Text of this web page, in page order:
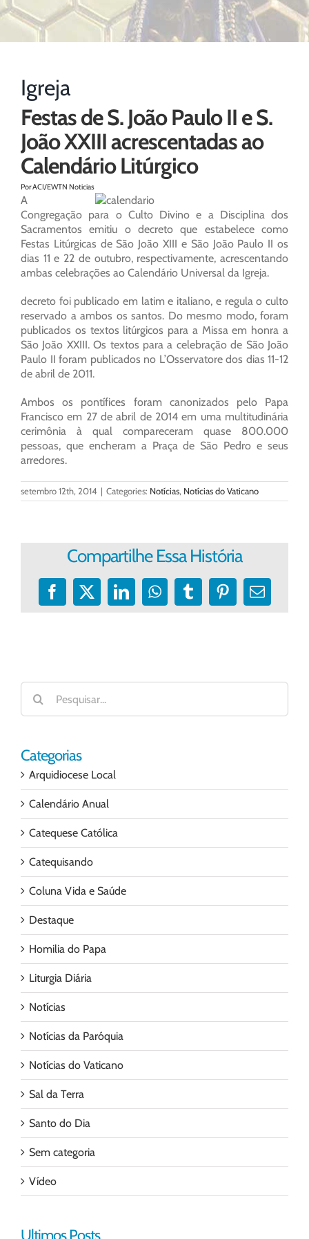
Igreja
Festas de S. João Paulo II e S.
João XXIII acrescentadas ao
Calendário Litúrgico
Por ACI/EWTN Noticias
A
Congregação para o Culto Divino e a Disciplina dos
Sacramentos emitiu o decreto que estabelece como
Festas Litúrgicas de São João XIII e São João Paulo II os
dias 11 e 22 de outubro, respectivamente, acrescentando
ambas celebrações ao Calendário Universal da Igreja.
decreto foi publicado em latim e italiano, e regula o culto
reservado a ambos os santos. Do mesmo modo, foram
publicados os textos litúrgicos para a Missa em honra a
São João XXIII. Os textos para a celebração de São João
Paulo II foram publicados no L’Osservatore dos dias 11-12
de abril de 2011.
Ambos os pontífices foram canonizados pelo Papa
Francisco em 27 de abril de 2014 em uma multitudinária
cerimônia à qual compareceram quase 800.000
pessoas, que encheram a Praça de São Pedro e seus
arredores.
setembro 12th, 2014 | Categories: Notícias, Notícias do Vaticano
Compartilhe Essa História
Facebook
X LinkedInWhatsApp
TumblrPinterest
E-
Buscar
resultados
para:
Categorias
Arquidiocese Local
Calendário Anual
Catequese Católica
Catequisando
Coluna Vida e Saúde
Destaque
Homilia do Papa
Liturgia Diária
Notícias
Notícias da Paróquia
Notícias do Vaticano
Sal da Terra
Santo do Dia
Sem categoria
Vídeo